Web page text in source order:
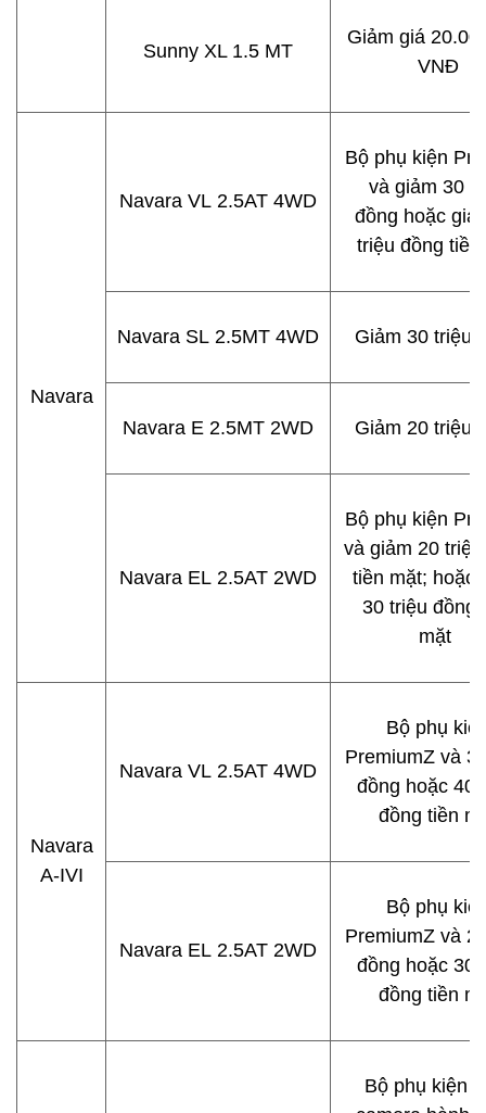
Sunny XL 1.5 MT
Giảm giá
VNĐ
Navara
Navara VL 2.5AT 4WD
Bộ phụ kiện
và giảm 30
đồng hoặc
triệu đồng tiền
Navara SL 2.5MT 4WD Giảm 30 triệu
Navara E 2.5MT 2WD Giảm 20 triệu
Navara EL 2.5AT 2WD
Bộ phụ kiện
và giảm 20
tiền mặt; hoặc
30 triệu đồng
mặt
Navara
A-IVI
Navara VL 2.5AT 4WD
Bộ phụ
PremiumZ và
đồng hoặc 40
đồng tiền
Navara EL 2.5AT 2WD
Bộ phụ
PremiumZ và
đồng hoặc 30
đồng tiền
Bộ phụ kiện